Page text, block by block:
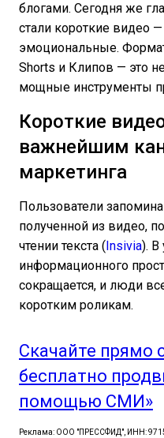
блогами. Сегодня же
стали короткие видео
эмоциональные.
Shorts и Клипов — это
мощные инструменты
Короткие
важнейшим
маркетинга
Пользователи
полученной из видео,
чтении текста ( Insivia). В
информационного
сокращается, и люди
коротким роликам.
Скачайте прямо
бесплатно
помощью СМИ»
Реклама: ООО "ПРЕССФИД", ИНН: